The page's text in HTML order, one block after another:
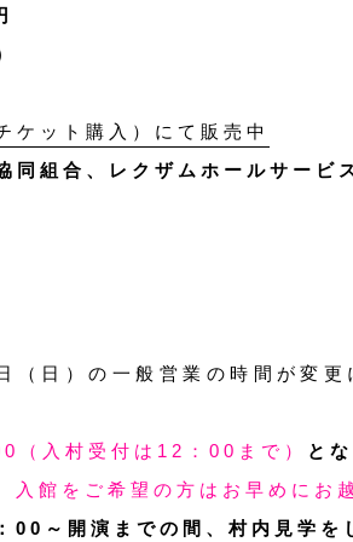
ケット購入）にて販売中
同組合、レクザムホールサービ
日）の一般営業の時間が変
（入村受付は12：00まで）
と
館をご希望の方はお早めにお
～開演までの間、村内見学を